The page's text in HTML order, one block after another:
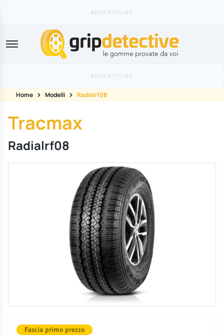
GripDetective
Home Modelli Radialrf08
Tracmax
Radialrf08
Fascia primo prezzo